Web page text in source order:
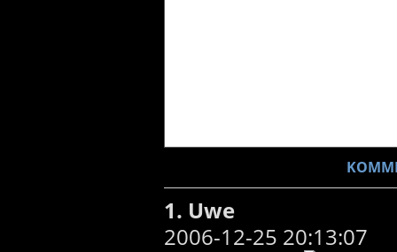
1. Uwe
2006-12-25 20:13:07